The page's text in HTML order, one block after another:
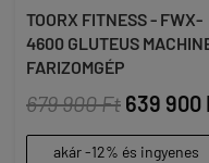
TOORX FITNESS - FWX-
4600 GLUTEUS
FARIZOMGÉP
679 900 Ft 639 900
akár -12% és ingyenes